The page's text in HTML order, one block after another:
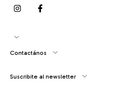
Contactános
Suscribite al newsletter